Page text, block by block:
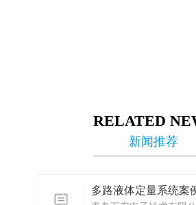
RELATED
新闻推荐
多路液体定量系统案